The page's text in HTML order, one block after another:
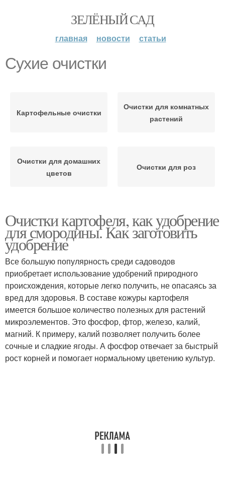
ЗЕЛЁНЫЙ САД
главная новости статьи
Сухие очистки
Картофельные очистки
Очистки для комнатных
растений
Очистки для домашних
цветов
Очистки для роз
Очистки картофеля, как удобрение
для смородины. Как заготовить
удобрение
Все большую популярность среди садоводов
приобретает использование удобрений природного
происхождения, которые легко получить, не опасаясь за
вред для здоровья. В составе кожуры картофеля
имеется большое количество полезных для растений
микроэлементов. Это фосфор, фтор, железо, калий,
магний. К примеру, калий позволяет получить более
сочные и сладкие ягоды. А фосфор отвечает за быстрый
рост корней и помогает нормальному цветению культур.